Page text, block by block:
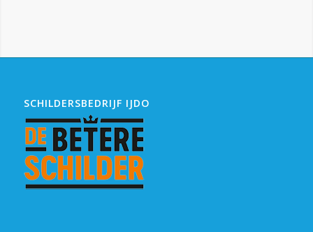
SCHILDERSBEDRIJF IJDO